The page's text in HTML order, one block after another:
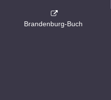
Brandenburg-Buch